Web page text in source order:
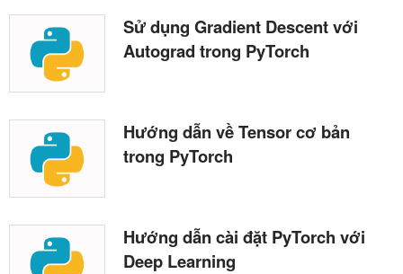
Sử dụng Gradient Descent với
Autograd trong PyTorch
Hướng dẫn về Tensor cơ bản
trong PyTorch
Hướng dẫn cài đặt PyTorch với
Deep Learning